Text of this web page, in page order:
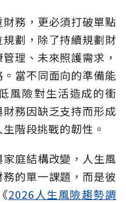
務，更必須打破單點
劃，除了持續規劃財
理、未來照護需求，
當不同面向的準備能
風險對生活造成的衝
務因缺乏支持而形成
階段挑戰的韌性。
庭結構改變，人生風
的單一課題，而是彼
2026人生風險趨勢調